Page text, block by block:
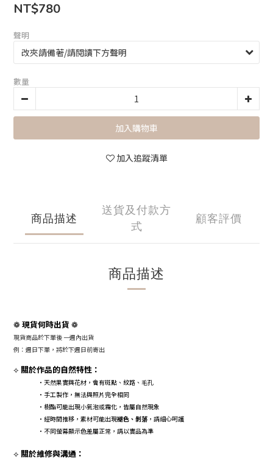
NT$780
聲明
數量
加入購物車
加入追蹤清單
商品描述
送貨及付款方
式
顧客評價
商品描述
❁ 現貨何時出貨 ❁
現貨商品於下單後 一週內出貨
例：週日下單，將於下週日前寄出
⟡ 關於作品的自然特性：
・天然果實與花材，會有斑點、紋路、毛孔
・手工製作，無法與照片完全相同
・樹酯可能出現小氣泡或霧化，皆屬自然現象
・經時間推移，素材可能出現褪色、剝落，請細心呵護
・不同螢幕顯示色差屬正常，請以實品為準
⟡ 關於維修與溝通：